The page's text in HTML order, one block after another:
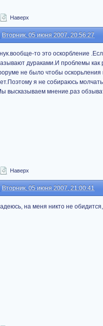
Наверх
Вторник, 05 июня 2007, 20:56:27
то это оскорбление
дураками.И проблемы как
не было чтобы оскорьления
я не собираюсь
высказываем мнение.раз
Наверх
Вторник, 05 июня 2007, 21:00:41
на меня никто не